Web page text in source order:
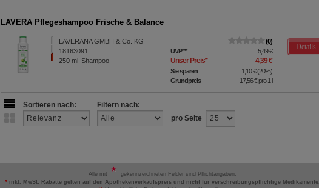
LAVERA Pflegeshampoo Frische & Balance
LAVERANA GMBH & Co. KG
18163091
250 ml Shampoo
0
UVP** 5,49 €
Unser Preis* 4,39 €
Sie sparen 1,10 €(20%)
Grundpreis
17,56 €pro 1 l
Details
Sortieren nach:
Filtern nach:
pro Seite
Alle mit
gekennzeichneten Felder sind Pflichtangaben.
* inkl. MwSt. Rabatte gelten auf den Apothekenverkaufspreis und nicht für verschreibungspflichtige Medikamente.